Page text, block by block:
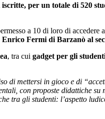
iscritte, per un totale di 520
a 10 di loro di accedere
Fermi di Barzanò al
, tra cui gadget per gli student
di mettersi in gioco e di
con proposte didattiche su
tra gli studenti: l’aspetto